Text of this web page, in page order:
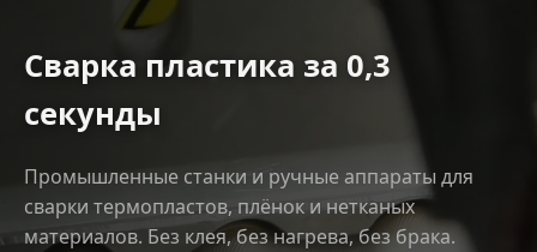
Сварка пластика за 0,3
секунды
Промышленные станки и ручные аппараты для
сварки термопластов, плёнок и нетканых
материалов. Без клея, без нагрева, без брака.